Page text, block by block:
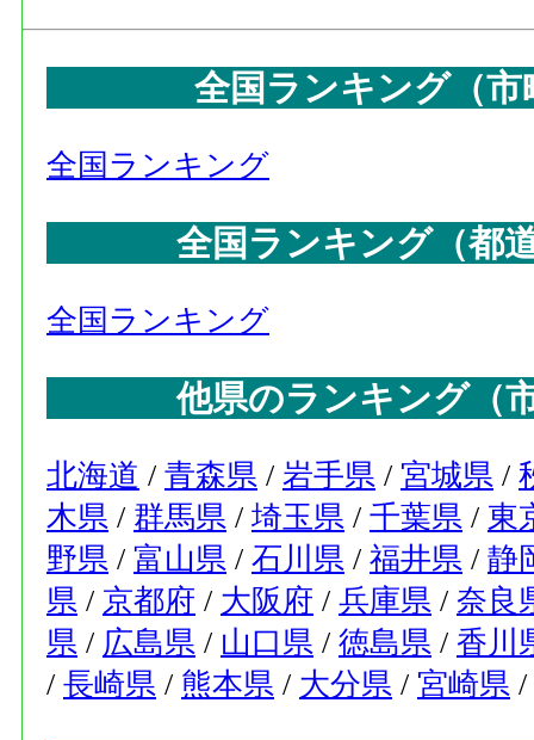
全国ランキング（
全国ランキング
全国ランキング（都
全国ランキング
他県のランキング（
北海道 / 青森県 / 岩手県 / 宮城県 /
木県 / 群馬県 / 埼玉県 / 千葉県 / 東
野県 / 富山県 / 石川県 / 福井県 / 静
県 / 京都府 / 大阪府 / 兵庫県 / 奈良
県 / 広島県 / 山口県 / 徳島県 / 香川
/ 長崎県 / 熊本県 / 大分県 / 宮崎県 /